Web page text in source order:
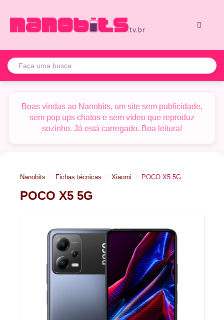
para
Boas vindas ao Nanobits, um site sem publicidade,
sem pop ups chatos e sem vídeo que reproduz
sozinho. Já está carregado. Boa leitura!
Nanobits Fichas técnicas Xiaomi POCO X5 5G
POCO X5 5G